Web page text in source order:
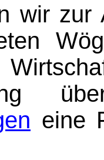
wir zur
eine